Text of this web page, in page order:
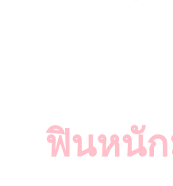
ฟินหนัก